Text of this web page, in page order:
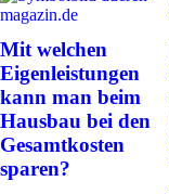
Mit welchen
Eigenleistungen
kann man beim
Hausbau bei den
Gesamtkosten
sparen?